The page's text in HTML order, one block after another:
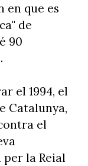
en que es
de
90
el 1994, el
Catalunya,
el
la Reial